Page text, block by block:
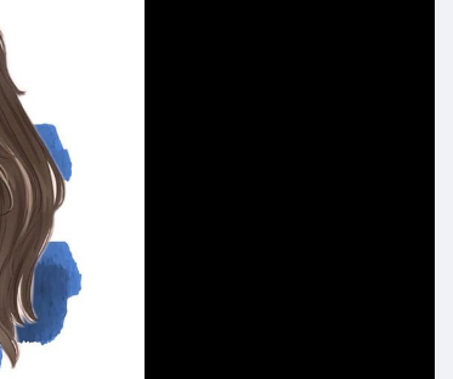
ျာလိမ်းပေးပါ။ တခြားဆီတွေထက်
ြား သွေးလည်ပတ်မှုပေါ်လဲ မူတည်တာမို့
ာ်တာပါ။ ဆားဟာ အပူကျစေတဲ့အပြင် သွေး